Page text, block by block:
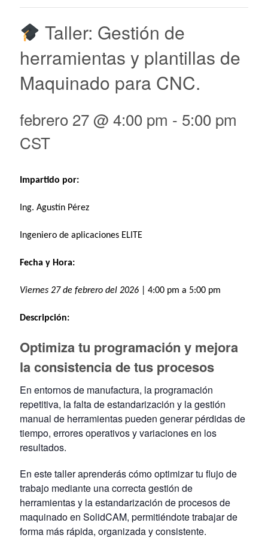
Taller: Gestión de
herramientas y plantillas de
Maquinado para CNC.
febrero 27 @ 4:00 pm - 5:00 pm
CST
Impartido por:
Ing. Agustín Pérez
Ingeniero de aplicaciones ELITE
Fecha y Hora:
Viernes 27 de febrero del 2026 | 4:00 pm a 5:00 pm
Descripción:
Optimiza tu programación y mejora
la consistencia de tus procesos
En entornos de manufactura, la programación
repetitiva, la falta de estandarización y la gestión
manual de herramientas pueden generar pérdidas de
tiempo, errores operativos y variaciones en los
resultados.
En este taller aprenderás cómo optimizar tu flujo de
trabajo mediante una correcta gestión de
herramientas y la estandarización de procesos de
maquinado en SolidCAM, permitiéndote trabajar de
forma más rápida, organizada y consistente.